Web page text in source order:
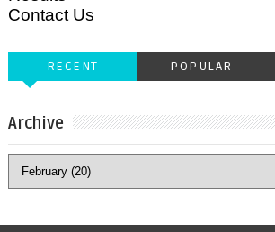
Contact Us
RECENT POPULAR
Archive